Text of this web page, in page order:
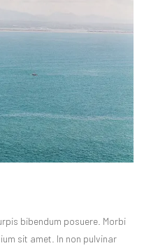
bibendum posuere. Morbi
sit amet. In non pulvinar